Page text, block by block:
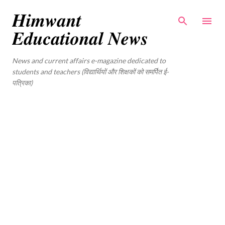
𝑯𝒊𝒎𝒘𝒂𝒏𝒕
𝑬𝒅𝒖𝒄𝒂𝒕𝒊𝒐𝒏𝒂𝒍 𝑵𝒆𝒘𝒔
News and current affairs e-magazine dedicated to
students and teachers (विद्यार्थियों और शिक्षकों को समर्पित ई-
पत्रिका)